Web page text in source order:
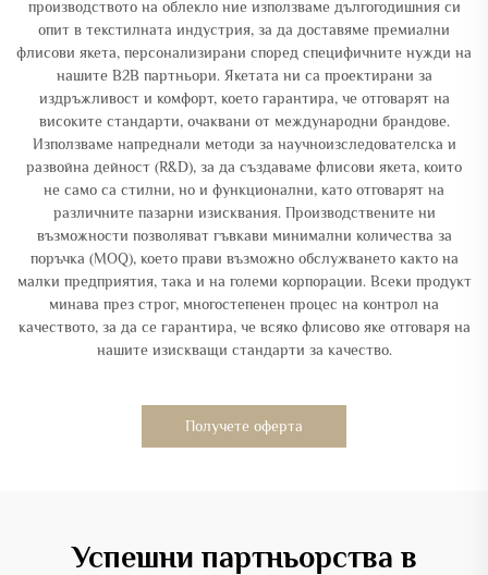
производството на облекло ние използваме дългогодишния си
опит в текстилната индустрия, за да доставяме премиални
флисови якета, персонализирани според специфичните нужди на
нашите B2B партньори. Якетата ни са проектирани за
издръжливост и комфорт, което гарантира, че отговарят на
високите стандарти, очаквани от международни брандове.
Използваме напреднали методи за научноизследователска и
развойна дейност (R&D), за да създаваме флисови якета, които
не само са стилни, но и функционални, като отговарят на
различните пазарни изисквания. Производствените ни
възможности позволяват гъвкави минимални количества за
поръчка (MOQ), което прави възможно обслужването както на
малки предприятия, така и на големи корпорации. Всеки продукт
минава през строг, многостепенен процес на контрол на
качеството, за да се гарантира, че всяко флисово яке отговаря на
нашите изискващи стандарти за качество.
Получете оферта
Успешни партньорства в